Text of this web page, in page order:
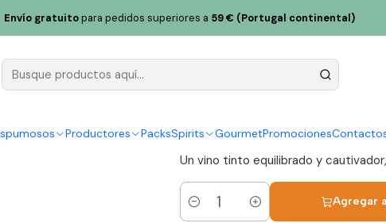
Productores PacksSpirits GourmetPromociones
Envío gratuitopara pedidos superiores a 59 € (Portugal continental)
en la Esencia del Duero Vino y Alma Manoella 2023 Vino Tinto Duero
Vino y Alma
|
Un vino tinto equilibrado y
Cantidad
Agregar